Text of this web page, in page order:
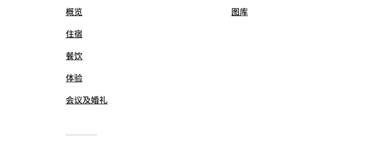
概览
住宿
餐饮
体验
会议及婚礼
图库